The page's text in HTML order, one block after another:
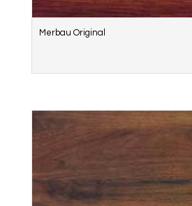
Merbau Original